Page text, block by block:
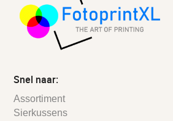
Snel naar:
Assortiment
Sierkussens